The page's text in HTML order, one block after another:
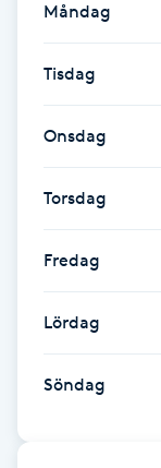
Måndag
Tisdag
Onsdag
Torsdag
Fredag
Lördag
Söndag